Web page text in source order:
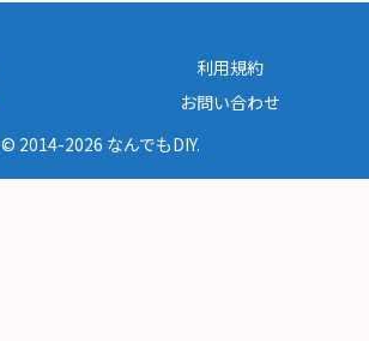
利用規約
お問い合わせ
© 2014-2026 なんでもDIY.